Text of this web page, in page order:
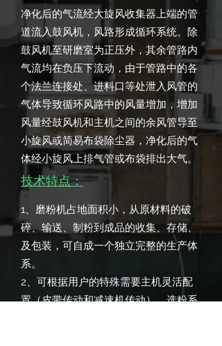
净化后的气流经大旋风收集器上端的管
道流入鼓风机，风路形成循环系统。除
鼓风机至研磨室为正压外，其余管路内
气流均在负压下流动，由于管路中的各
个法兰连接处、进料口等处泄入风管的
气体导致循环风路中的风量增加，增加
风量经鼓风机和主机之间的余风管导至
小旋风或简易布袋除尘器，净化后的气
体经小旋风上排气管或布袋排出大气。
技术特点：
1、磨粉机占地面积小，从原材料的破
碎、输送、制粉到成品的收集、存储、
及包装，可自成一个独立完整的生产体
系。
2、可根据用户的特殊需要主机灵活配
置（皮带传动和减速机传动）、选粉系